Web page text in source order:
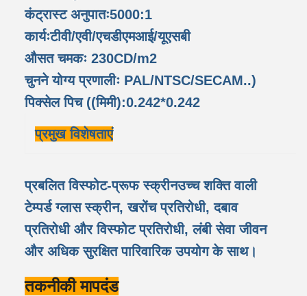
कंट्रास्ट अनुपातः5000:1
कार्यःटीवी/एवी/एचडीएमआई/यूएसबी
औसत चमकः 230CD/m2
चुनने योग्य प्रणालीः PAL/NTSC/SECAM..)
पिक्सेल पिच ((मिमी):0.242*0.242
प्रमुख विशेषताएं
प्रबलित विस्फोट-प्रूफ स्क्रीनउच्च शक्ति वाली
टेम्पर्ड ग्लास स्क्रीन, खरोंच प्रतिरोधी, दबाव
प्रतिरोधी और विस्फोट प्रतिरोधी, लंबी सेवा जीवन
और अधिक सुरक्षित पारिवारिक उपयोग के साथ।
तकनीकी मापदंड